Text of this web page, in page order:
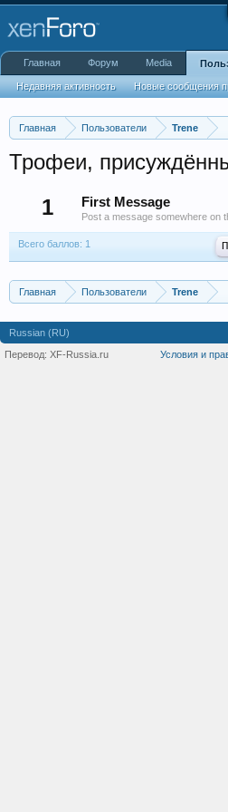
Главная Пользователи Trene
Трофеи,
1
First Message
Post a message somewhere on
Всего баллов: 1
Главная Пользователи Trene
Главная Форум Media
Недавняя активность Новые сообщения
Russian (RU)
Условия и
Перевод: XF-Russia.ru